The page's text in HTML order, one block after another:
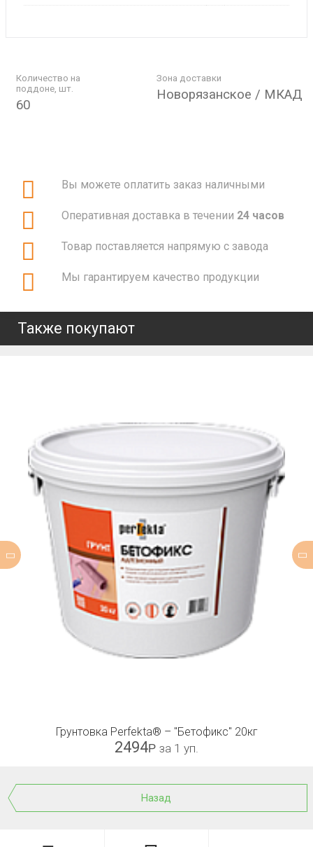
Количество на
поддоне, шт.
60
Зона доставки
Новорязанское / МКАД
Вы можете оплатить заказ наличными
Оперативная доставка в течении 24 часов
Товар поставляется напрямую с завода
Мы гарантируем качество продукции
Также покупают
Грунтовка Perfekta® – "Бетофикс" 20кг
2494Р за 1 уп.
Назад